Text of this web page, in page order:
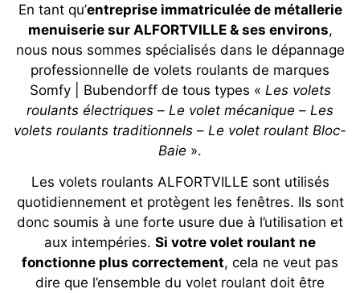
En tant qu’entreprise immatriculée de métallerie
menuiserie sur ALFORTVILLE & ses environs,
nous nous sommes spécialisés dans le dépannage
professionnelle de volets roulants de marques
Somfy | Bubendorff de tous types « Les volets
roulants électriques – Le volet mécanique – Les
volets roulants traditionnels – Le volet roulant Bloc-
Baie ».
Les volets roulants ALFORTVILLE sont utilisés
quotidiennement et protègent les fenêtres. Ils sont
donc soumis à une forte usure due à l’utilisation et
aux intempéries. Si votre volet roulant ne
fonctionne plus correctement, cela ne veut pas
dire que l’ensemble du volet roulant doit être